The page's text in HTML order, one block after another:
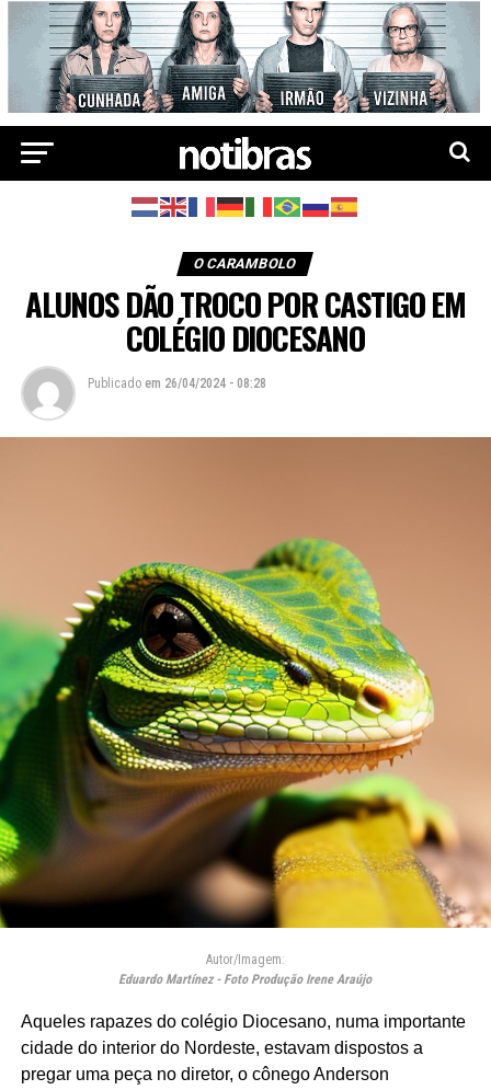
O CARAMBOLO
ALUNOS DÃO TROCO POR CASTIGO EM
COLÉGIO DIOCESANO
Publicado em 26/04/2024 - 08:28
Autor/Imagem:
Eduardo Martínez - Foto Produção Irene Araújo
Aqueles rapazes do colégio Diocesano, numa importante
cidade do interior do Nordeste, estavam dispostos a
pregar uma peça no diretor, o cônego Anderson